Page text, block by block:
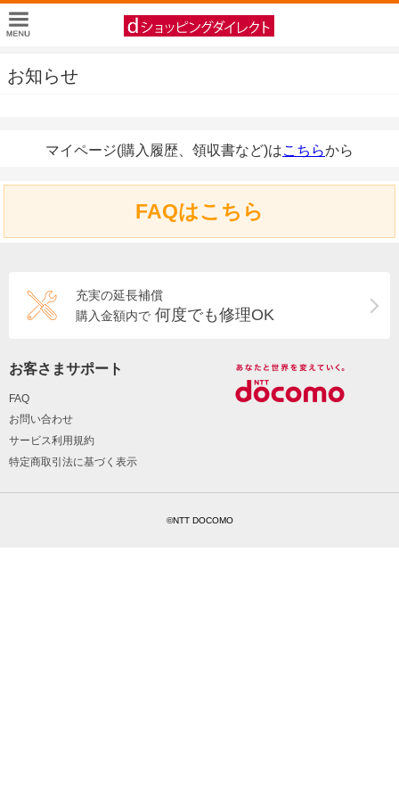
お知らせ
マイページ(購入履歴、領収書など)はこちらから
FAQはこちら
充実の延長補償
購入金額内で 何度でも修理OK
お客さまサポート
FAQ
お問い合わせ
サービス利用規約
特定商取引法に基づく表示
©NTT DOCOMO